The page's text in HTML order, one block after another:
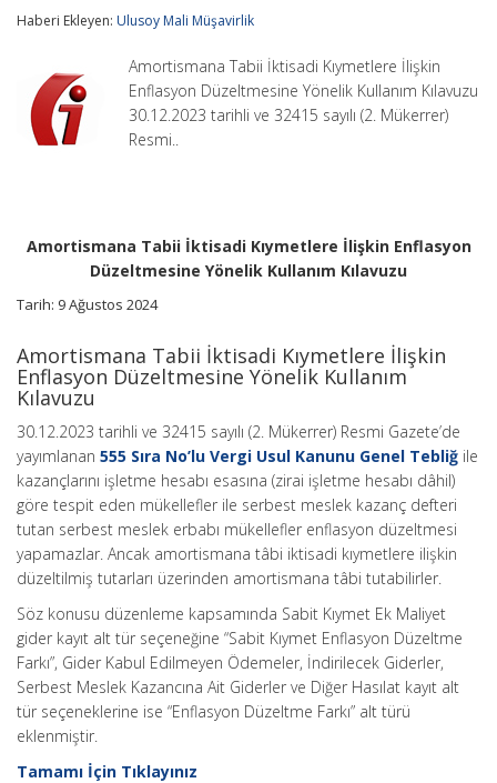
Enflasyon
Yönelik
Kılavuzu
Haberi Ekleyen: Ulusoy Mali Müşavirlik
Amortismana Tabii İktisadi Kıymetlere İlişkin
Enflasyon Düzeltmesine Yönelik Kullanım Kılavuzu
30.12.2023 tarihli ve 32415 sayılı (2. Mükerrer)
Resmi..
Amortismana Tabii İktisadi Kıymetlere İlişkin Enflasyon
Düzeltmesine Yönelik Kullanım Kılavuzu
Tarih: 9 Ağustos 2024
Amortismana Tabii İktisadi Kıymetlere İlişkin
Enflasyon Düzeltmesine Yönelik Kullanım
Kılavuzu
30.12.2023 tarihli ve 32415 sayılı (2. Mükerrer) Resmi Gazete’de
yayımlanan 555 Sıra No’lu Vergi Usul Kanunu Genel Tebliğ ile
kazançlarını işletme hesabı esasına (zirai işletme hesabı dâhil)
göre tespit eden mükellefler ile serbest meslek kazanç defteri
tutan serbest meslek erbabı mükellefler enflasyon düzeltmesi
yapamazlar. Ancak amortismana tâbi iktisadi kıymetlere ilişkin
düzeltilmiş tutarları üzerinden amortismana tâbi tutabilirler.
Söz konusu düzenleme kapsamında Sabit Kıymet Ek Maliyet
gider kayıt alt tür seçeneğine “Sabit Kıymet Enflasyon Düzeltme
Farkı”, Gider Kabul Edilmeyen Ödemeler, İndirilecek Giderler,
Serbest Meslek Kazancına Ait Giderler ve Diğer Hasılat kayıt alt
tür seçeneklerine ise “Enflasyon Düzeltme Farkı” alt türü
eklenmiştir.
Tamamı İçin Tıklayınız